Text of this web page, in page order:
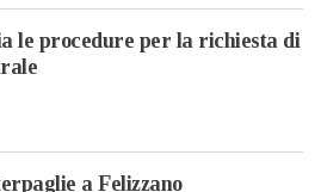
le procedure per la richiesta di
a Felizzano